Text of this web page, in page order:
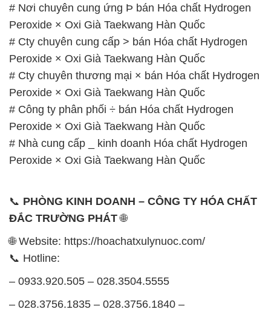
# Nơi chuyên cung ứng Þ bán Hóa chất Hydrogen
Peroxide × Oxi Già Taekwang Hàn Quốc
# Cty chuyên cung cấp > bán Hóa chất Hydrogen
Peroxide × Oxi Già Taekwang Hàn Quốc
# Cty chuyên thương mại × bán Hóa chất Hydrogen
Peroxide × Oxi Già Taekwang Hàn Quốc
# Công ty phân phối ÷ bán Hóa chất Hydrogen
Peroxide × Oxi Già Taekwang Hàn Quốc
# Nhà cung cấp _ kinh doanh Hóa chất Hydrogen
Peroxide × Oxi Già Taekwang Hàn Quốc
📞 PHÒNG KINH DOANH – CÔNG TY HÓA CHẤT
ĐẮC TRƯỜNG PHÁT🌐
🌐 Website: https://hoachatxulynuoc.com/
📞 Hotline:
– 0933.920.505 – 028.3504.5555
– 028.3756.1835 – 028.3756.1840 –